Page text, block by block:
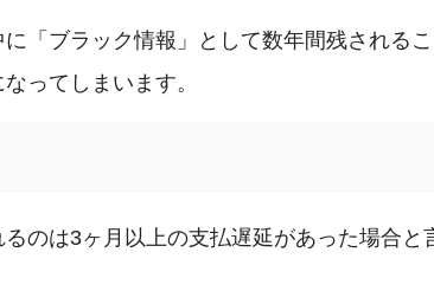
「ブラック情報」として数年間残される
ってしまいます。
のは3ヶ月以上の支払遅延があった場合と